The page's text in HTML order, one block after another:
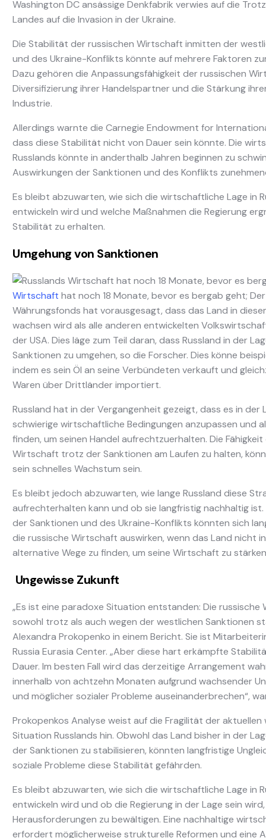
Washington DC ansässige Denkfabrik verwies auf die
Landes auf die Invasion in der Ukraine.
Die Stabilität der russischen Wirtschaft inmitten der
und des Ukraine-Konflikts könnte auf mehrere Faktoren
Dazu gehören die Anpassungsfähigkeit der russischen
Diversifizierung ihrer Handelspartner und die Stärkung
Industrie.
Allerdings warnte die Carnegie Endowment for
dass diese Stabilität nicht von Dauer sein könnte. Die
Russlands könnte in anderthalb Jahren beginnen zu
Auswirkungen der Sanktionen und des Konflikts
Es bleibt abzuwarten, wie sich die wirtschaftliche Lage in
entwickeln wird und welche Maßnahmen die Regierung
Stabilität zu erhalten.
Umgehung von Sanktionen
Wirtschaft hat noch 18 Monate, bevor es bergab geht;
Währungsfonds hat vorausgesagt, dass das Land in
wachsen wird als alle anderen entwickelten
der USA. Dies läge zum Teil daran, dass Russland in der
Sanktionen zu umgehen, so die Forscher. Dies könne
indem es sein Öl an seine Verbündeten verkauft und
Waren über Drittländer importiert.
Russland hat in der Vergangenheit gezeigt, dass es in der
schwierige wirtschaftliche Bedingungen anzupassen und
finden, um seinen Handel aufrechtzuerhalten. Die
Wirtschaft trotz der Sanktionen am Laufen zu halten,
sein schnelles Wachstum sein.
Es bleibt jedoch abzuwarten, wie lange Russland diese
aufrechterhalten kann und ob sie langfristig nachhaltig ist.
der Sanktionen und des Ukraine-Konflikts könnten sich
die russische Wirtschaft auswirken, wenn das Land nicht
alternative Wege zu finden, um seine Wirtschaft zu
Ungewisse Zukunft
„Es ist eine paradoxe Situation entstanden: Die
sowohl trotz als auch wegen der westlichen Sanktionen
Alexandra Prokopenko in einem Bericht. Sie ist
Russia Eurasia Center. „Aber diese hart erkämpfte
Dauer. Im besten Fall wird das derzeitige Arrangement
innerhalb von achtzehn Monaten aufgrund wachsender
und möglicher sozialer Probleme auseinanderbrechen“,
Prokopenkos Analyse weist auf die Fragilität der
Situation Russlands hin. Obwohl das Land bisher in der
der Sanktionen zu stabilisieren, könnten langfristige
soziale Probleme diese Stabilität gefährden.
Es bleibt abzuwarten, wie sich die wirtschaftliche Lage in
entwickeln wird und ob die Regierung in der Lage sein
Herausforderungen zu bewältigen. Eine nachhaltige
erfordert möglicherweise strukturelle Reformen und eine